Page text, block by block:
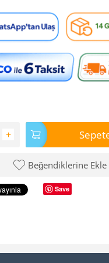
+
Beğendiklerine Ekle
Save